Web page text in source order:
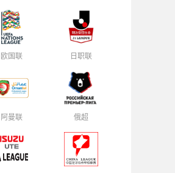
欧国联 日职联
阿曼联 俄超